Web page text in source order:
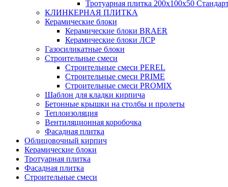
Тротуарная плитка 200х100х50
КЛИНКЕРНАЯ ПЛИТКА
Керамические блоки
Керамические блоки BRAER
Керамические блоки ЛСР
Газосиликатные блоки
Строительные смеси
Строительные смеси PEREL
Строительные смеси PRIME
Строительные смеси PROMIX
Шаблон для кладки кирпича
Бетонные крышки на столбы и пролеты
Теплоизоляция
Вентиляционная коробочка
Фасадная плитка
Облицовочный кирпич
Керамические блоки
Тротуарная плитка
Фасадная плитка
Строительные смеси